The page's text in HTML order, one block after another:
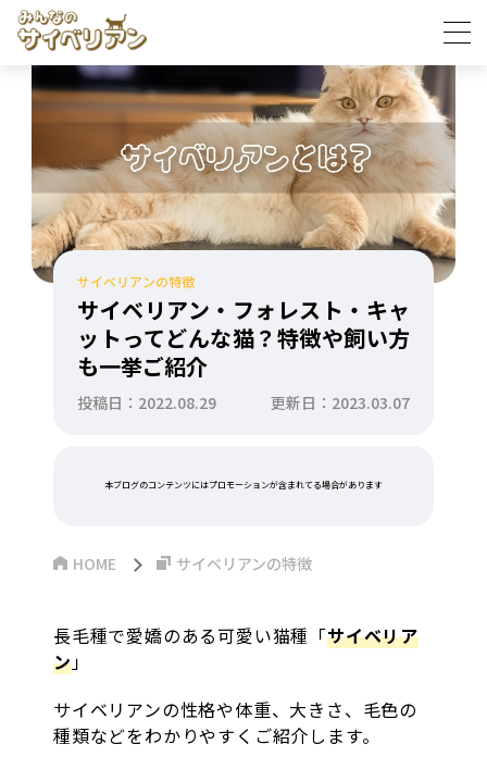
サイベリアンの特徴
サイベリアン・フォレスト・キャ
ットってどんな猫？特徴や飼い方
も一挙ご紹介
投稿日：2022.08.29 更新日：2023.03.07
本ブログのコンテンツにはプロモーションが含まれてる場合があります
HOME サイベリアンの特徴
長毛種で愛嬌のある可愛い猫種「サイベリア
ン」
サイベリアンの性格や体重、大きさ、毛色の
種類などをわかりやすくご紹介します。